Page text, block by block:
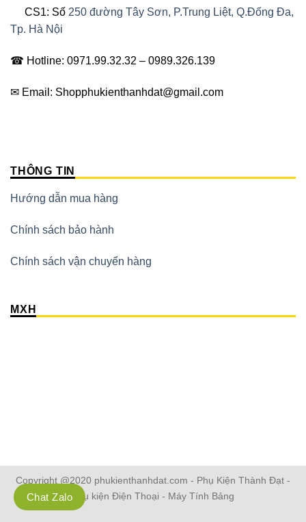
CS1: Số 250 đường Tây Sơn, P.Trung Liệt, Q.Đống Đa,
Tp. Hà Nội
☎ Hotline: 0971.99.32.32 – 0989.326.139
✉ Email: Shopphukienthanhdat@gmail.com
THÔNG TIN
Hướng dẫn mua hàng
Chính sách bảo hành
Chính sách vận chuyển hàng
MXH
Copyright @2020 phukienthanhdat.com - Phụ Kiện Thành Đạt -
Phụ kiện Điện Thoại - Máy Tính Bảng
Chat Zalo